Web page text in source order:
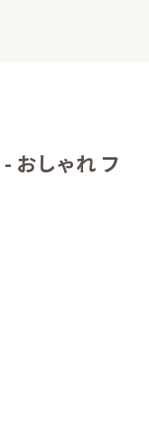
おしゃれ フ